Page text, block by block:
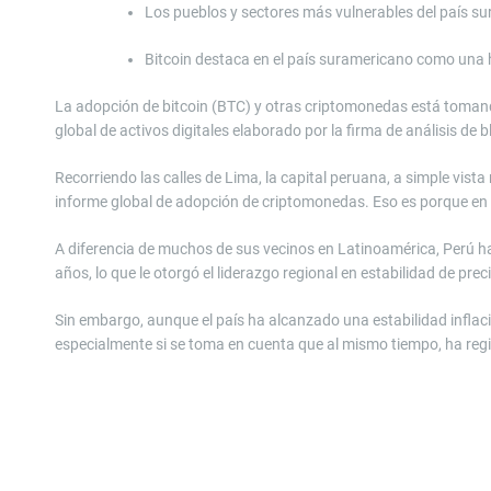
Los pueblos y sectores más vulnerables del país
Bitcoin destaca en el país suramericano como
La adopción de bitcoin (BTC) y otras criptomonedas está
global de activos digitales elaborado por la firma de análisis de
Recorriendo las calles de Lima, la capital peruana, a simple
informe global de adopción de criptomonedas. Eso es porque
A diferencia de muchos de sus vecinos en Latinoamérica, Perú
años, lo que le otorgó el liderazgo regional en estabilidad de
Sin embargo, aunque el país ha alcanzado una estabilidad
especialmente si se toma en cuenta que al mismo tiempo, ha